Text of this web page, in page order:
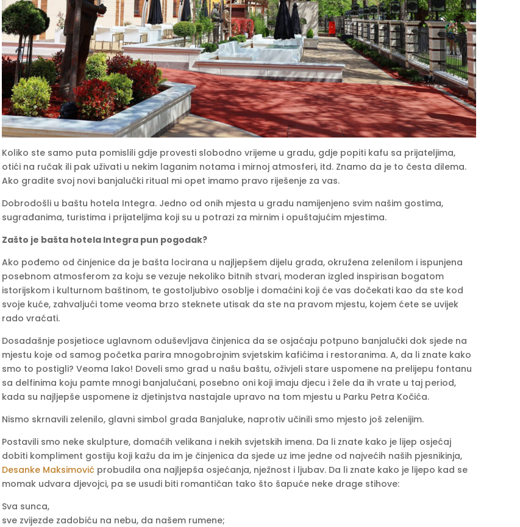
Koliko ste samo puta pomislili gdje provesti slobodno vrijeme u gradu, gdje popiti kafu sa prijateljima,
otići na ručak ili pak uživati u nekim laganim notama i mirnoj atmosferi, itd. Znamo da je to česta dilema.
Ako gradite svoj novi banjalučki ritual mi opet imamo pravo riješenje za vas.
Dobrodošli u baštu hotela Integra. Jedno od onih mjesta u gradu namijenjeno svim našim gostima,
sugrađanima, turistima i prijateljima koji su u potrazi za mirnim i opuštajućim mjestima.
Zašto je bašta hotela Integra pun pogodak?
Ako pođemo od činjenice da je bašta locirana u najljepšem dijelu grada, okružena zelenilom i ispunjena
posebnom atmosferom za koju se vezuje nekoliko bitnih stvari, moderan izgled inspirisan bogatom
istorijskom i kulturnom baštinom, te gostoljubivo osoblje i domaćini koji će vas dočekati kao da ste kod
svoje kuće, zahvaljući tome veoma brzo steknete utisak da ste na pravom mjestu, kojem ćete se uvijek
rado vraćati.
Dosadašnje posjetioce uglavnom oduševljava činjenica da se osjaćaju potpuno banjalučki dok sjede na
mjestu koje od samog početka parira mnogobrojnim svjetskim kafićima i restoranima. A, da li znate kako
smo to postigli? Veoma lako! Doveli smo grad u našu baštu, oživjeli stare uspomene na prelijepu fontanu
sa delfinima koju pamte mnogi banjalučani, posebno oni koji imaju djecu i žele da ih vrate u taj period,
kada su najljepše uspomene iz djetinjstva nastajale upravo na tom mjestu u Parku Petra Kočića.
Nismo skrnavili zelenilo, glavni simbol grada Banjaluke, naprotiv učinili smo mjesto još zelenijim.
Postavili smo neke skulpture, domaćih velikana i nekih svjetskih imena. Da li znate kako je lijep osjećaj
dobiti kompliment gostiju koji kažu da im je činjenica da sjede uz ime jedne od najvećih naših pjesnikinja,
Desanke Maksimović probudila ona najljepša osjećanja, nježnost i ljubav. Da li znate kako je lijepo kad se
momak udvara djevojci, pa se usudi biti romantičan tako što šapuće neke drage stihove:
Sva sunca,
sve zvijezde zadobiću na nebu, da našem rumene;